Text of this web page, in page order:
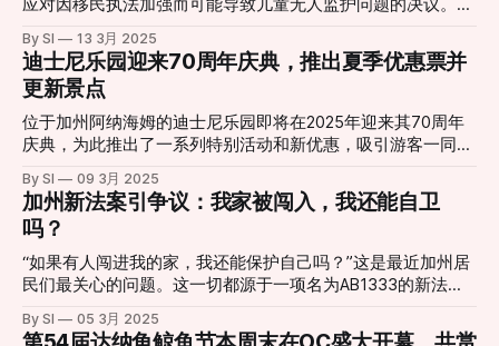
联邦提供的数百万美元的营养服务和其他项目的拨款。 加州
教育界人士对此举表示担忧。 加州教师协会主席戴维·戈德堡
（David Goldberg）表示，这将对依赖联邦援助的弱势学生产
Krispy Kreme 将于 3 月 15 日至 17 日期间为顾客提供四种独
家口味的甜甜圈，包括：Pot of Gold Doughnut、Over the
Rainbow Doughnut、Choco-Shenanigans Doughnut、St.
应对因移民执法加强而可能导致儿童无人监护问题的决议。该
萨米恩托（Vicente Sarmiento）共同提出，支持者认为，该
举措旨在保障受影响儿童的基本权益。然而，监事唐·瓦格纳
（Don Wagner）和阮珍妮特（Janet Nguyen）对此持反对意
见。 萨米恩托在会议上表示，决议的推动源于当地教育界的
关切。许多学校官员担忧，随着联邦移民政策的收紧，一些儿
特权，而是确保这些儿童获得他们原本应享有的保障。他指
出：“孩子们不应该因为父母的移民身份而被剥夺基本权益。”
橙县社会服务部门负责人安·陈（An Tran）在会上介绍，当局
在处理无人监护儿童时，首先会尝试寻找直系亲属作为监护
人。如果无法找到合适人选，儿童则会被暂时安置在橙木
（Orangewood）设施，后续再寻求寄养家庭或其他长期解决
方案。 不过，决议的实际必要性引发了争议。阮珍妮特质
疑，过去十年间是否真的发生过因父母被驱逐而导致儿童无人
By SI 13 3月 2025
迪士尼乐园迎来70周年庆典，推出夏季优惠票并
更新景点
位于加州阿纳海姆的迪士尼乐园即将在2025年迎来其70周年
庆典，为此推出了一系列特别活动和新优惠，吸引游客一同庆
限时优惠门票，以鼓励更多游客参与周年庆典。根据官方信
息，优惠票价适用于特定日子，旨在让更多家庭能够以更实惠
的价格体验迪士尼的魔法世界。 迪士尼乐园 70 周年纪念门票
优惠 2025 年 5 月 16 日至 8 月 14 日期间，游客可以享受每
日 100 美元的 4 日单园门票，或每日 120 美元的 3 日单园门
期：2025 年 5 月 16 日至 8 月 14
By SI 09 3月 2025
加州新法案引争议：我家被闯入，我还能自卫
吗？
“如果有人闯进我的家，我还能保护自己吗？”这是最近加州居
民们最关心的问题。这一切都源于一项名为AB1333的新法
你听到家中有异响，发现一个陌生人正在翻找你的财物。在现
By SI 05 3月 2025